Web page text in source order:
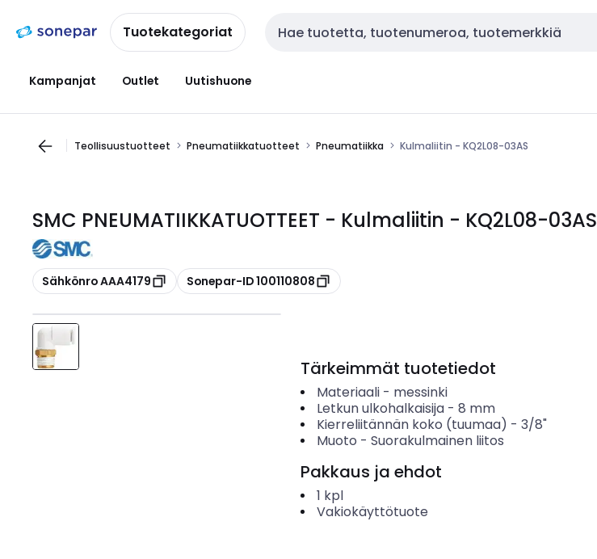
navigointiinsisältöönTuotekategoriat Haku
Kampanjat Outlet Uutishuone
Teollisuustuotteet Pneumatiikkatuotteet Pneumatiikka Kulmaliitin - KQ2L08-03AS
SMC PNEUMATIIKKATUOTTEET - Kulmaliitin - KQ2L08-03AS
Kopioi
Sähkönro AAA4179 Kopioi
Sonepar-ID 100110808
Tärkeimmät tuotetiedot
Materiaali- messinki
Letkun ulkohalkaisija- 8 mm
Kierreliitännän koko (tuumaa) - 3/8"
Muoto - Suorakulmainen liitos
Pakkaus ja ehdot
1 kpl
Vakiokäyttötuote